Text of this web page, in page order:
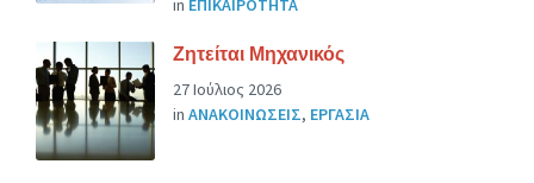
in ΕΠΙΚΑΙΡΟΤΗΤΑ
Ζητείται Μηχανικός
27 Ιούλιος 2026
in ΑΝΑΚΟΙΝΩΣΕΙΣ, ΕΡΓΑΣΙΑ